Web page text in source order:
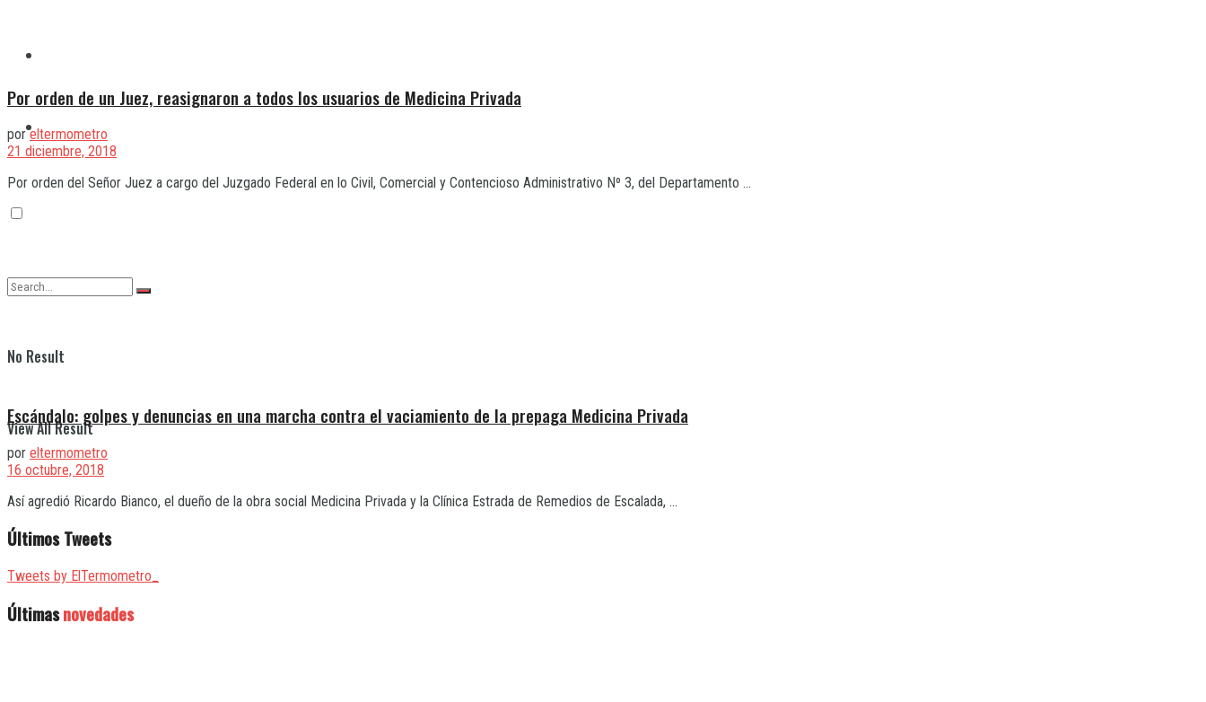
Varela
No Result
View All Result
Por orden de un Juez, reasignaron a todos los usuarios de Medicina Privada
poreltermometro
21 diciembre, 2018
Por orden del Señor Juez a cargo del Juzgado Federal en lo Civil, Comercial y Contencioso Administrativo Nº 3, del Departamento ...
Escándalo: golpes y denuncias en una marcha contra el vaciamiento de la prepaga Medicina Privada
por eltermometro
16 octubre, 2018
Así agredió Ricardo Bianco, el dueño de la obra social Medicina Privada y la Clínica Estrada de Remedios de Escalada, ...
Últimos Tweets
Tweets by ElTermometro_
Últimasnovedades